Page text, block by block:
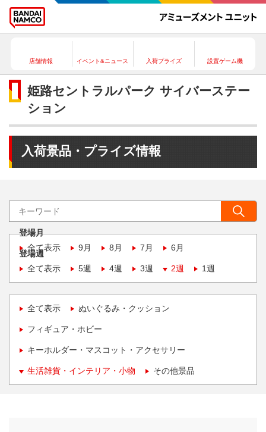
店舗情報 イベント&ニュース 入荷プライズ 設置ゲーム機
姫路セントラルパーク サイバーステー
ション
入荷景品・プライズ情報
登場月
全て表示
9月 8月 7月 6月
登場週
全て表示
5週 4週 3週 2週 1週
全て表示 ぬいぐるみ・クッション
フィギュア・ホビー
キーホルダー・マスコット・アクセサリー
生活雑貨・インテリア・小物 その他景品